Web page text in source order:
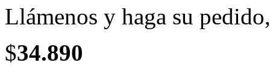
Llámenos y haga su
$34.890